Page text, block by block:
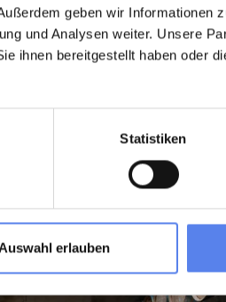
geben wir Informationen
und Analysen weiter. Unsere
ihnen bereitgestellt haben oder
Statistiken
erlauben
Städtchen in unserer